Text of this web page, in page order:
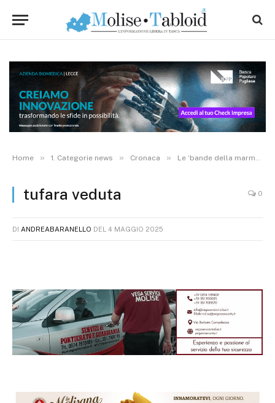
Home » 1. Categorie news » Cronaca » Le ‘bande della marmotta’ non si fermano: saltato in aria nella notte il postamat di Tufara
tufara veduta 0
DI ANDREABARANELLO DEL 4 MAGGIO 2025